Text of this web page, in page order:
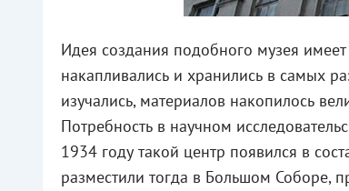
Идея создания подобного музея
накапливались и хранились в самых
изучались, материалов накопилось
Потребность в научном
1934 году такой центр появился в
разместили тогда в Большом Соборе,